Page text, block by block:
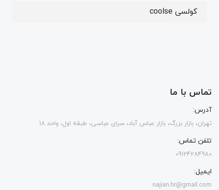
کولسی coolse
تماس با ما
آدرس:
تهران، بازار بزرگ، بازار عباس آباد، سرای عباسی، طبقه اول، واحد 18
تلفن تماس:
09124284980
ایمیل:
najian.hr@gmail.com